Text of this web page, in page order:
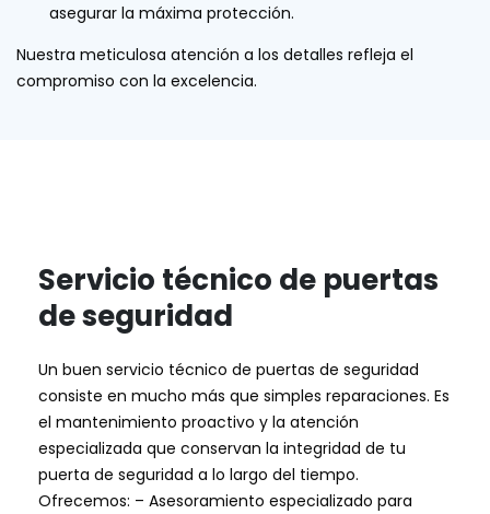
asegurar la máxima protección.
Nuestra meticulosa atención a los detalles refleja el
compromiso con la excelencia.
Servicio técnico de puertas
de seguridad
Un buen servicio técnico de puertas de seguridad
consiste en mucho más que simples reparaciones. Es
el mantenimiento proactivo y la atención
especializada que conservan la integridad de tu
puerta de seguridad a lo largo del tiempo.
Ofrecemos: – Asesoramiento especializado para